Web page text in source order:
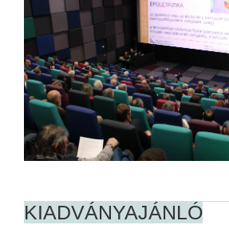
KIADVÁNYAJÁNLÓ